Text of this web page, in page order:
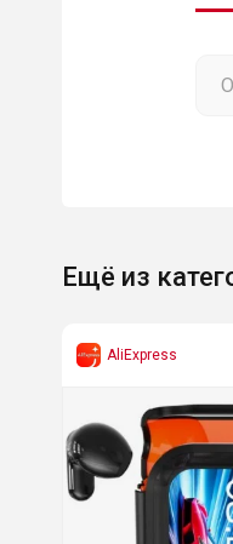
Ещё из
AliExpress